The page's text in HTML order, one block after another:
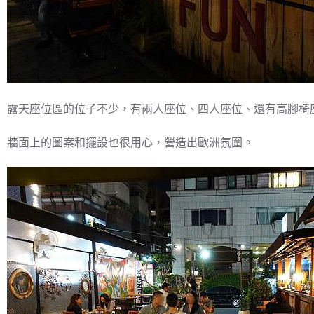
露天座位區的位子不少，有兩人座位、四人座位、還有高腳椅
牆面上的圖案和擺設也很用心，營造出歐洲氛圍。